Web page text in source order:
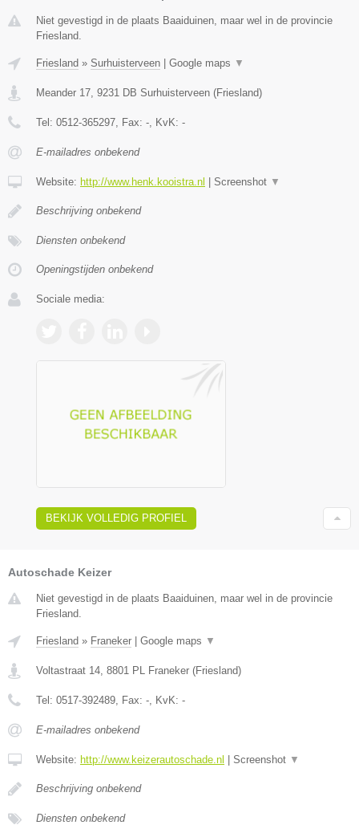
Niet gevestigd in de plaats Baaiduinen, maar wel in de provincie
Friesland.
Friesland » Surhuisterveen Google maps ▼
Meander 17, 9231 DB Surhuisterveen (Friesland)
Tel: 0512-365297, Fax: -, KvK: -
E-mailadres onbekend
Website: http://www.henk.kooistra.nl Screenshot ▼
Beschrijving onbekend
Diensten onbekend
Openingstijden onbekend
Sociale media:
BEKIJK VOLLEDIG PROFIEL
Autoschade Keizer
Niet gevestigd in de plaats Baaiduinen, maar wel in de provincie
Friesland.
Friesland » Franeker Google maps ▼
Voltastraat 14, 8801 PL Franeker (Friesland)
Tel: 0517-392489, Fax: -, KvK: -
E-mailadres onbekend
Website: http://www.keizerautoschade.nl Screenshot ▼
Beschrijving onbekend
Diensten onbekend